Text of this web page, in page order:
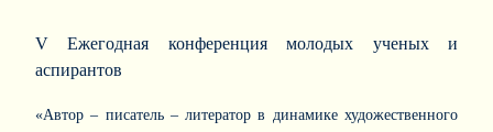
V Ежегодная конференция молодых ученых и
аспирантов
«Автор – писатель – литератор в динамике художественного